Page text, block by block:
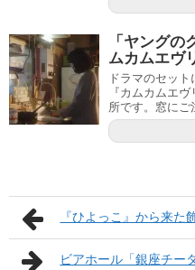
「ヤング
ムカムエヴ
ドラマのセッ
『カムカムエ
所です。窓にご
『ひよっこ』から来た
ビアホール「銀座チー